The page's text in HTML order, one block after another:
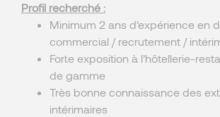
Profil recherché :
Minimum 2 ans d’expérience en
commercial / recrutement /
Forte exposition à l’hôtellerie-
de gamme
Très bonne connaissance des
intérimaires